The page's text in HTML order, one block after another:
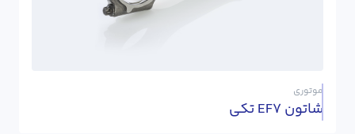
موتوری
شاتون EF7 تکی